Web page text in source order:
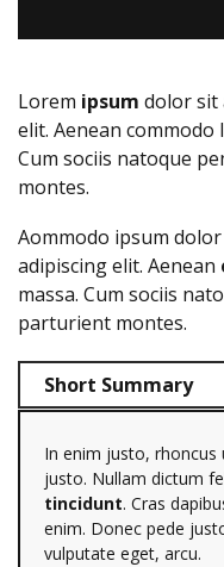
Lorem ipsum dolor sit
elit. Aenean commodo
Cum sociis natoque
montes.
Aommodo ipsum
adipiscing elit. Aenean
massa. Cum sociis
parturient montes.
Short Summary
In enim justo, rhoncus
justo. Nullam dictum
tincidunt. Cras
enim. Donec pede
vulputate eget, arcu.